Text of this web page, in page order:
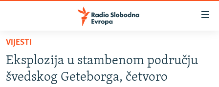
Pređite
glavni
sadržaj
VIJESTI
BOSNA I HERCEGOVINA
VIJESTI
Eksplozija u stambenom području
švedskog Geteborga, četvoro